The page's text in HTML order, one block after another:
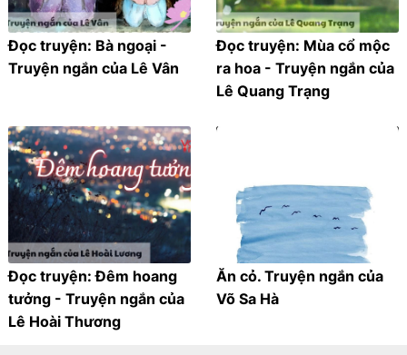
Đọc truyện: Bà ngoại -
Truyện ngắn của Lê Vân
Đọc truyện: Mùa cổ mộc
ra hoa - Truyện ngắn của
Lê Quang Trạng
Đọc truyện: Đêm hoang
tưởng - Truyện ngắn của
Lê Hoài Thương
Ăn cỏ. Truyện ngắn của
Võ Sa Hà